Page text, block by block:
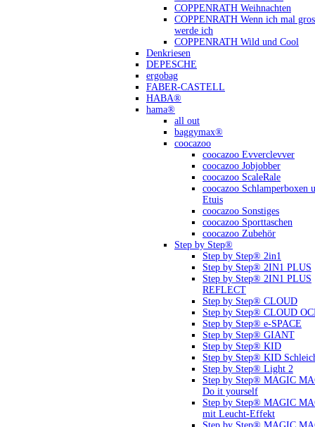
COPPENRATH Weihnachten
COPPENRATH Wenn ich mal
werde ich
COPPENRATH Wild und Cool
Denkriesen
DEPESCHE
ergobag
FABER-CASTELL
HABA®
hama®
all out
baggymax®
coocazoo
coocazoo Evverclevver
coocazoo Jobjobber
coocazoo ScaleRale
coocazoo Schlamperboxen
Etuis
coocazoo Sonstiges
coocazoo Sporttaschen
coocazoo Zubehör
Step by Step®
Step by Step® 2in1
Step by Step® 2IN1 PLUS
Step by Step® 2IN1 PLUS
REFLECT
Step by Step® CLOUD
Step by Step® CLOUD
Step by Step® e-SPACE
Step by Step® GIANT
Step by Step® KID
Step by Step® KID
Step by Step® Light 2
Step by Step® MAGIC
Do it yourself
Step by Step® MAGIC
mit Leucht-Effekt